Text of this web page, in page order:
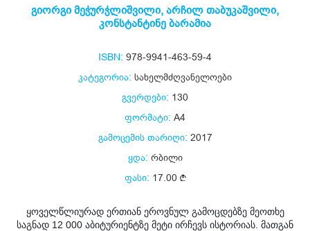
გიორგი მეჭურჭლიშვილი, არჩილ თაბუკაშვილი,
კონსტანტინე ბარამია
ISBN: 978-9941-463-59-4
კატეგორია: სახელმძღვანელოები
გვერდები: 130
ფორმატი: A4
გამოცემის თარიღი: 2017
ყდა: რბილი
ფასი: 17.00
ყოველწლიურად ერთიან ეროვნულ გამოცდებზე მეოთხე
საგნად 12 000 აბიტურიენტზე მეტი ირჩევს ისტორიას. მათგან